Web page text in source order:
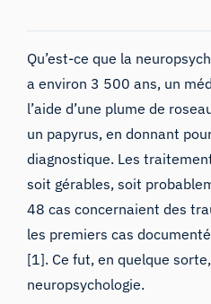
Qu’est-ce que la
a environ 3 500 ans, un
l’aide d’une plume de
un papyrus, en donnant
diagnostique. Les
soit gérables, soit
48 cas concernaient des
les premiers cas
[1]. Ce fut, en quelque
neuropsychologie.